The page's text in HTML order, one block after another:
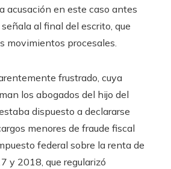
acusación en este caso antes
al final del escrito, que
movimientos procesales.
frustrado, cuya
los abogados del hijo del
dispuesto a declararse
menores de fraude fiscal
federal sobre la renta de
y 2018, que regularizó